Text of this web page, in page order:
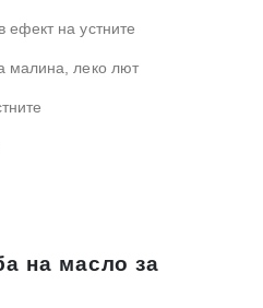
ефект на устните
малина, леко лют
на масло за